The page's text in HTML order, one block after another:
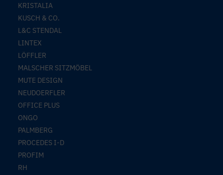
KRISTALIA
KUSCH & CO.
L&C STENDAL
LINTEX
LÖFFLER
MALSCHER SITZMÖBEL
MUTE DESIGN
NEUDOERFLER
OFFICE PLUS
ONGO
PALMBERG
PROCEDES I-D
PROFIM
RH